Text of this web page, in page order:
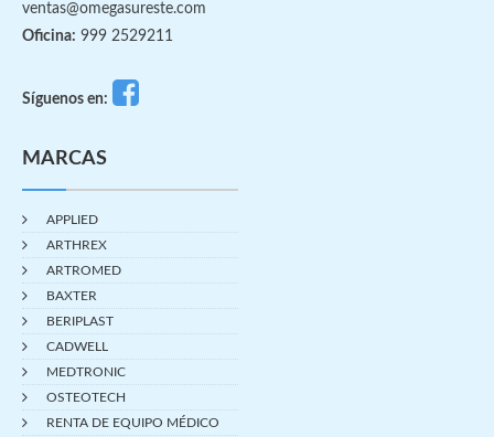
ventas@omegasureste.com
Oficina: 999 2529211
Síguenos en:
MARCAS
APPLIED
ARTHREX
ARTROMED
BAXTER
BERIPLAST
CADWELL
MEDTRONIC
OSTEOTECH
RENTA DE EQUIPO MÉDICO